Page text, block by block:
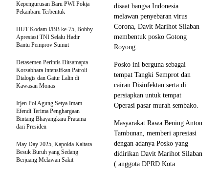
disaat bangsa Indonesia
melawan penyebaran virus
Corona, Davit Marihot Silaban
membentuk posko Gotong
Royong.
Posko ini berguna sebagai
tempat Tangki Semprot dan
cairan Disinfektan serta di
persiapkan untuk tempat
Operasi pasar murah sembako.
Masyarakat Rawa Bening Anton
Tambunan, memberi apresiasi
dengan adanya Posko yang
didirikan Davit Marihot Silaban
( anggota DPRD Kota
Kepengurusan Baru PWI Pokja
Pekanbaru Terbentuk
HUT Kodam I/BB ke-75, Bobby
Apresiasi TNI Selalu Hadir
Bantu Pemprov Sumut
Detasemen Perintis Ditsamapta
Korsabhara Intensifkan Patroli
Dialogis dan Gatur Lalin di
Kawasan Monas
Irjen Pol Agung Setya Imam
Efendi Terima Penghargaan
Bintang Bhayangkara Pratama
dari Presiden
May Day 2025, Kapolda Kaltara
Besuk Buruh yang Sedang
Berjuang Melawan Sakit